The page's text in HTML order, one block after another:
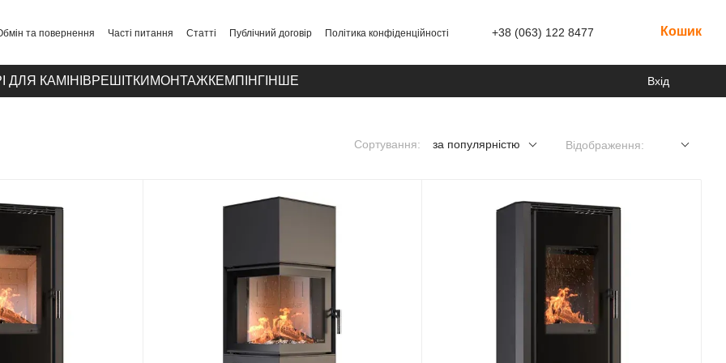
та повернення Часті питання Статті Публічний договір
Політика конфіденційності
+38 (063) 122 8477 Кошик
ДЛЯ КАМІНІВРЕШІТКИ МОНТАЖКЕМПІНГ ІНШЕ Вхід
Сортування: за популярністю Відображення: